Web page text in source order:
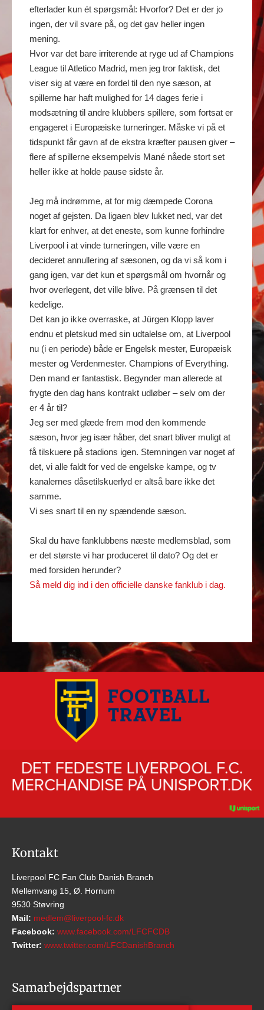
efterlader kun ét spørgsmål: Hvorfor? Det er der jo
ingen, der vil svare på, og det gav heller ingen
mening.
Hvor var det bare irriterende at ryge ud af Champions
League til Atletico Madrid, men jeg tror faktisk, det
viser sig at være en fordel til den nye sæson, at
spillerne har haft mulighed for 14 dages ferie i
modsætning til andre klubbers spillere, som fortsat er
engageret i Europæiske turneringer. Måske vi på et
tidspunkt får gavn af de ekstra kræfter pausen giver –
flere af spillerne eksempelvis Mané nåede stort set
heller ikke at holde pause sidste år.
Jeg må indrømme, at for mig dæmpede Corona
noget af gejsten. Da ligaen blev lukket ned, var det
klart for enhver, at det eneste, som kunne forhindre
Liverpool i at vinde turneringen, ville være en
decideret annullering af sæsonen, og da vi så kom i
gang igen, var det kun et spørgsmål om hvornår og
hvor overlegent, det ville blive. På grænsen til det
kedelige.
Det kan jo ikke overraske, at Jürgen Klopp laver
endnu et pletskud med sin udtalelse om, at Liverpool
nu (i en periode) både er Engelsk mester, Europæisk
mester og Verdenmester. Champions of Everything.
Den mand er fantastisk. Begynder man allerede at
frygte den dag hans kontrakt udløber – selv om der
er 4 år til?
Jeg ser med glæde frem mod den kommende
sæson, hvor jeg især håber, det snart bliver muligt at
få tilskuere på stadions igen. Stemningen var noget af
det, vi alle faldt for ved de engelske kampe, og tv
kanalernes dåsetilskuerlyd er altså bare ikke det
samme.
Vi ses snart til en ny spændende sæson.
Skal du have fanklubbens næste medlemsblad, som
er det største vi har produceret til dato? Og det er
med forsiden herunder?
Så meld dig ind i den officielle danske fanklub i dag.
Kontakt
Liverpool FC Fan Club Danish Branch
Mellemvang 15, Ø. Hornum
9530 Støvring
Mail: medlem@liverpool-fc.dk
Facebook: www.facebook.com/LFCFCDB
Twitter: www.twitter.com/LFCDanishBranch
Samarbejdspartner